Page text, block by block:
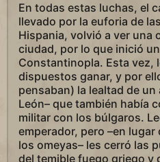
En todas estas luchas, el
llevado por la euforia de
Hispania, volvió a ver una
ciudad, por lo que inició
Constantinopla. Esta vez,
dispuestos ganar, y por
pensaban) la lealtad de
León– que también había
militar con los búlgaros.
emperador, pero –en
los omeyas– les cerró las
del temible fuego griego y